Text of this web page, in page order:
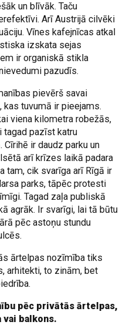
un blīvāk. Taču
Arī Austrijā cilvēki
Vīnes kafejnīcas atkal
izskata sejas
ir organiskā stikla
pazudīs.
pievērš savai
kas tuvumā ir pieejams.
viena kilometra robežās,
tagad pazīst katru
ir daudz parku un
arī krīzes laikā padara
tam, cik svarīga arī Rīgā ir
parks, tāpēc protesti
Tagad zaļa publiskā
agrāk. Ir svarīgi, lai tā būtu
pēc astoņu stundu
ārtelpas nozīmība tiks
arhitekti, to zinām, bet
pēc privātās ārtelpas,
balkons.